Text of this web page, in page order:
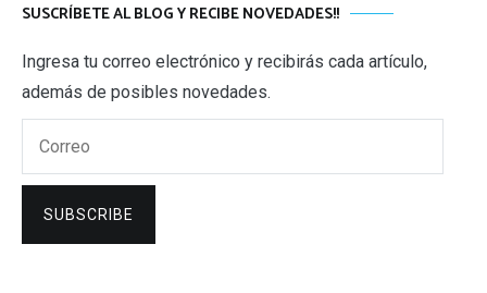
SUSCRÍBETE AL BLOG Y RECIBE NOVEDADES!!
Ingresa tu correo electrónico y recibirás cada artículo,
además de posibles novedades.
SUBSCRIBE